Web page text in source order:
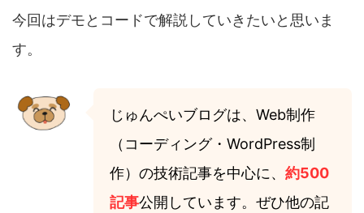
今回はデモとコードで解説していきたいと思いま
す。
じゅんぺいブログは、Web制作
（コーディング・WordPress制
作）の技術記事を中心に、 約500
記事公開しています。ぜひ他の記